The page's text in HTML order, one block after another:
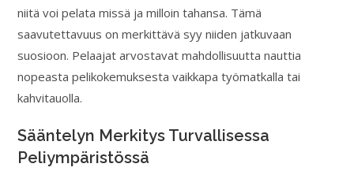
niitä voi pelata missä ja milloin tahansa. Tämä
saavutettavuus on merkittävä syy niiden jatkuvaan
suosioon. Pelaajat arvostavat mahdollisuutta nauttia
nopeasta pelikokemuksesta vaikkapa työmatkalla tai
kahvitauolla.
Sääntelyn Merkitys Turvallisessa
Peliympäristössä